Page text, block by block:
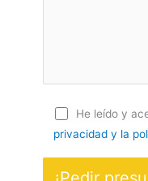
He leído y
privacidad y la